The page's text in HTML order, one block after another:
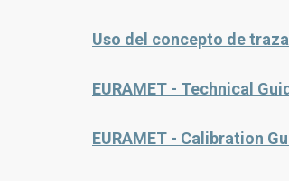
Uso del concepto de
EURAMET - Technical
EURAMET - Calibration